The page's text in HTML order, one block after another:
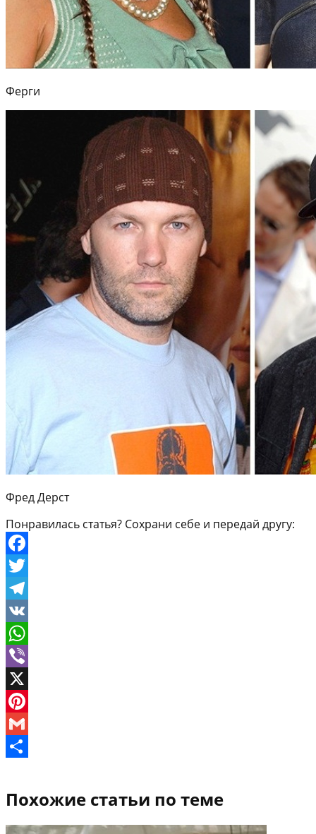
Ферги
Фред Дерст
Понравилась статья? Сохрани себе и передай другу:
Facebook
Twitter
Telegram
VK
WhatsApp
Viber
X
Pinterest
Gmail
Похожие статьи по теме